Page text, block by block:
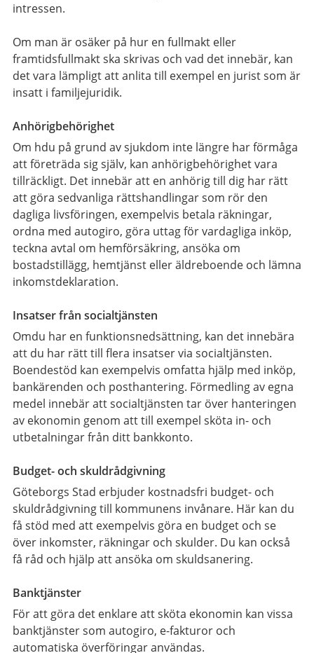
intressen.
Om man är osäker på hur en fullmakt eller
framtidsfullmakt ska skrivas och vad det innebär, kan
det vara lämpligt att anlita till exempel en jurist som är
insatt i familjejuridik.
Anhörigbehörighet
Om hdu på grund av sjukdom inte längre har förmåga
att företräda sig själv, kan anhörigbehörighet vara
tillräckligt. Det innebär att en anhörig till dig har rätt
att göra sedvanliga rättshandlingar som rör den
dagliga livsföringen, exempelvis betala räkningar,
ordna med autogiro, göra uttag för vardagliga inköp,
teckna avtal om hemförsäkring, ansöka om
bostadstillägg, hemtjänst eller äldreboende och lämna
inkomstdeklaration.
Insatser från socialtjänsten
Omdu har en funktionsnedsättning, kan det innebära
att du har rätt till flera insatser via socialtjänsten.
Boendestöd kan exempelvis omfatta hjälp med inköp,
bankärenden och posthantering. Förmedling av egna
medel innebär att socialtjänsten tar över hanteringen
av ekonomin genom att till exempel sköta in- och
utbetalningar från ditt bankkonto.
Budget- och skuldrådgivning
Göteborgs Stad erbjuder kostnadsfri budget- och
skuldrådgivning till kommunens invånare. Här kan du
få stöd med att exempelvis göra en budget och se
över inkomster, räkningar och skulder. Du kan också
få råd och hjälp att ansöka om skuldsanering.
Banktjänster
För att göra det enklare att sköta ekonomin kan vissa
banktjänster som autogiro, e-fakturor och
automatiska överföringar användas.